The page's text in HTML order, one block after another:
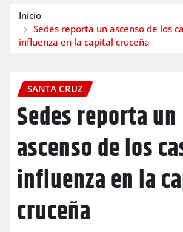
Inicio
Sedes reporta un ascenso de los
influenza en la capital cruceña
SANTA CRUZ
Sedes reporta un
ascenso de los
influenza en la
cruceña